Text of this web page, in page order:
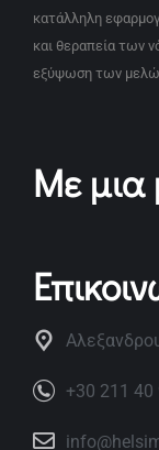
κατάλληλη
και θεραπεία των
εξύψωση των
Με μια
+30 211 40